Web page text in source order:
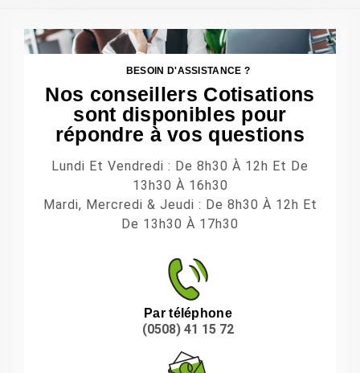
BESOIN D'ASSISTANCE ?
Nos conseillers Cotisations
sont disponibles pour
répondre à vos questions
Lundi Et Vendredi : De 8h30 À 12h Et De
13h30 À 16h30
Mardi, Mercredi & Jeudi : De 8h30 À 12h Et
De 13h30 À 17h30
Par téléphone
(0508) 41 15 72